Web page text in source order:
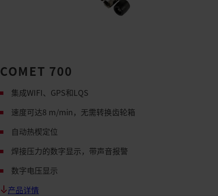
COMET 700
集成WIFI、GPS和LQS
速度可达8 m/min，无需转换齿轮箱
自动热楔定位
焊接压力的数字显示，带声音报警
数字电压显示
产品详情